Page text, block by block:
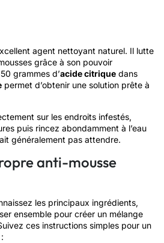
agent nettoyant naturel. Il lutte
grâce à son pouvoir
grammes d’acide citrique dans
permet d’obtenir une solution prête à
sur les endroits infestés,
puis rincez abondamment à l’eau
généralement pas attendre.
anti-mousse
les principaux ingrédients,
ensemble pour créer un mélange
ces instructions simples pour un